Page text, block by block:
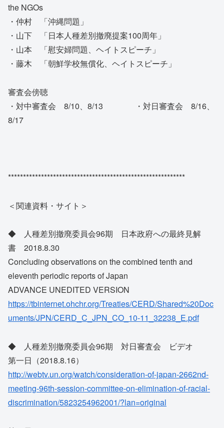
the NGOs
・仲村 「沖縄問題」
・山下 「日本人種差別撤廃提案100周年」
・山本 「慰安婦問題、ヘイトスピーチ」
・藤木 「朝鮮学校無償化、ヘイトスピーチ」
審査会傍聴
・対中審査会 8/10、8/13 ・対日審査会 8/16、
8/17
***********************************************************
＜関連資料・サイト＞
◆ 人種差別撤廃委員会96期 日本政府への最終見解
書 2018.8.30
Concluding observations on the combined tenth and
eleventh periodic reports of Japan
ADVANCE UNEDITED VERSION
https://tbinternet.ohchr.org/Treaties/CERD/Shared%20Doc
uments/JPN/CERD_C_JPN_CO_10-11_32238_E.pdf
◆ 人種差別撤廃委員会96期 対日審査会 ビデオ
第一日（2018.8.16）
http://webtv.un.org/watch/consideration-of-japan-2662nd-
meeting-96th-session-committee-on-elimination-of-racial-
discrimination/5823254962001/?lan=original